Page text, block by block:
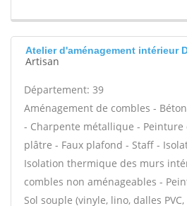
Atelier d'aménagement intérieur
Artisan
Département: 39
Aménagement de combles -
- Charpente métallique - Peinture
plâtre - Faux plafond - Staff -
Isolation thermique des murs
combles non aménageables -
Sol souple (vinyle, lino, dalles